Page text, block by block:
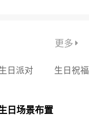
更多
日派对 生日祝
日场景布置